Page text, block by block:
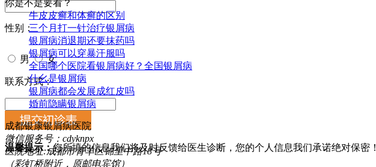
性别：
男 女
联系方式：
温馨提示：您所填的信息我们将及时反馈给医生诊断，您的个人信息我们承诺绝对保密！
你是不是要看？
牛皮皮癣和体癣的区别
三个月打一针治疗银屑病
银屑病消退期还要抹药吗
银屑病可以穿暴汗服吗
全国哪个医院看银屑病好？全国银屑病
什幺是银屑病
银屑病都会发展成红皮吗
婚前隐瞒银屑病
成都银康银屑病医院
微信服务号：cdyknpx
医院地址:成都市青羊区锦里中路18号
（彩虹桥附近，原邮电宾馆）